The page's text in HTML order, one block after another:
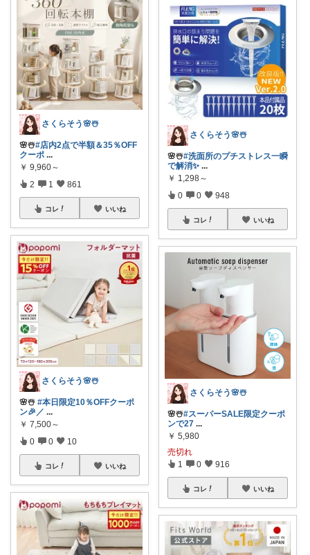
さくらそう‪🌸☃️
🌸☃️#店内2点で半額＆35％OFF
クーポ ...
￥ 9,960～
2 1 861
コレ いいね
さくらそう‪🌸☃️
🌸☃️ #本日限定10％OFFクーポ
ン🎉／ ...
￥ 7,500～
0 0 10
コレ いいね
さくらそう‪🌸☃️
🌸☃️#洗面所のプチストレス一瞬
で解消✨ ...
￥ 1,298～
0 0 948
コレ いいね
さくらそう‪🌸☃️
🌸☃️#スーパーSALE限定クーポ
ンで27 ...
￥ 5,980
売切れ
1 0 916
コレ いいね